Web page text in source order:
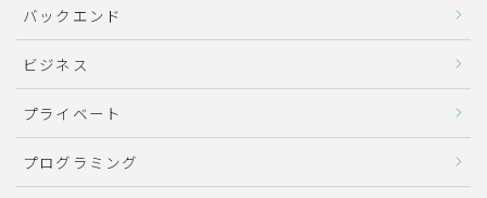
バックエンド
ビジネス
プライベート
プログラミング